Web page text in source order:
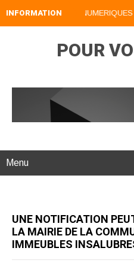
INFORMATION
NOS LIVRES NUMERIQUES
POUR
Menu
UNE NOTIFICATION
LA MAIRIE DE LA
IMMEUBLES